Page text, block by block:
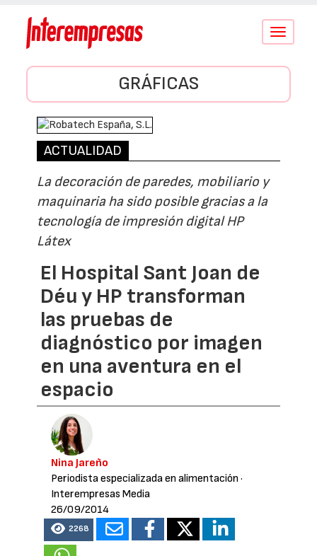
Conmutar
GRÁFICAS
ACTUALIDAD
La decoración de paredes, mobiliario y
maquinaria ha sido posible gracias a la
tecnología de impresión digital HP
Látex
El Hospital Sant Joan de
Déu y HP transforman
las pruebas de
diagnóstico por imagen
en una aventura en el
espacio
Nina Jareño
Periodista especializada en alimentación ·
Interempresas Media
26/09/2014
2268